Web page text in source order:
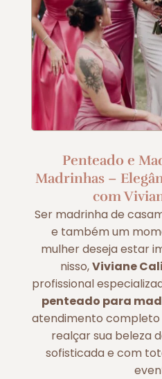
Penteado e
Madrinhas –
com
Ser madrinha de
e também um
mulher deseja estar
nisso,Viviane
profissional
penteado para
atendimento
realçar sua beleza
sofisticada e com